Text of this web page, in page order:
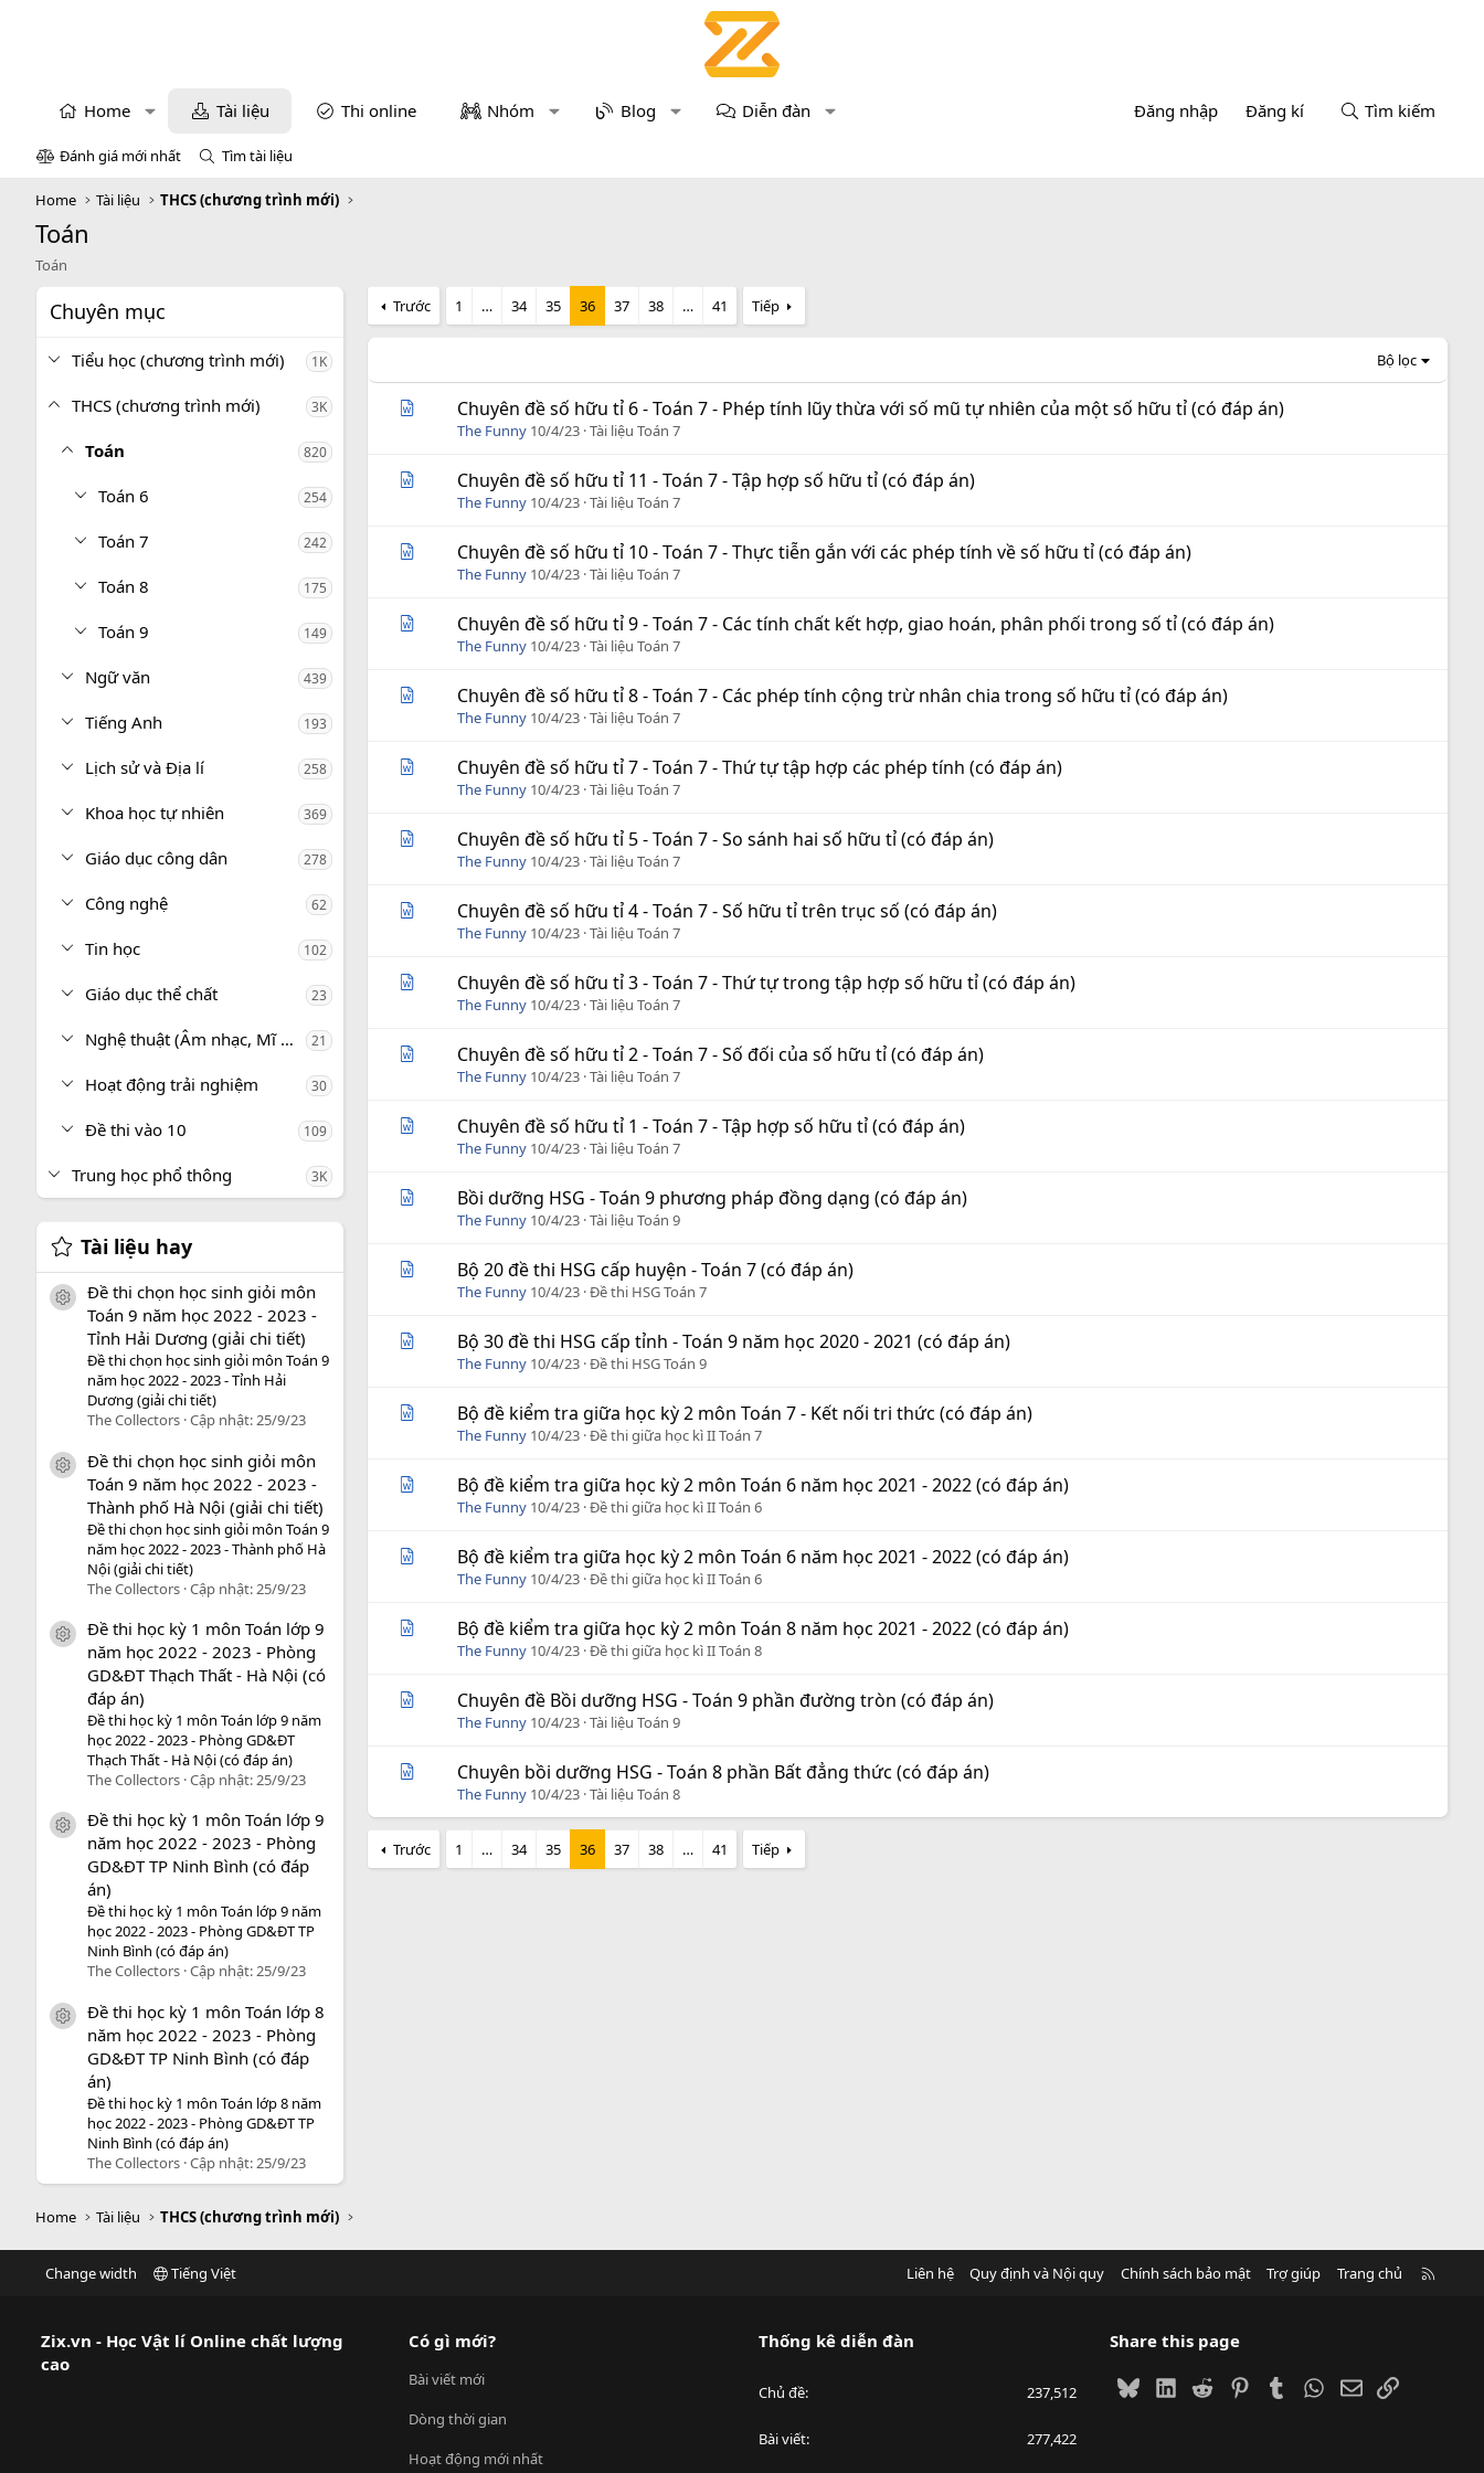
Home Tài liệu Thi online Nhóm Blog Diễn đàn Đăng nhập Đăng kí Tìm kiếm
Đánh giá mới nhất Tìm tài liệu
Home Tài liệu THCS (chương trình mới)
Toán
Toán
Chuyên mục
Tiểu học (chương trình mới) 1K
THCS (chương trình mới) 3K
Toán 820
Toán 6 254
Toán 7 242
Toán 8 175
Toán 9 149
Ngữ văn 439
Tiếng Anh 193
Lịch sử và Địa lí 258
Khoa học tự nhiên 369
Giáo dục công dân 278
Công nghệ 62
Tin học 102
Giáo dục thể chất 23
Nghệ thuật (Âm nhạc, Mĩ thuật) 21
Hoạt động trải nghiệm 30
Đề thi vào 10 109
Trung học phổ thông 3K
Tài liệu hay
icon tài liệu
Đề thi chọn học sinh giỏi môn
Toán 9 năm học 2022 - 2023 -
Tỉnh Hải Dương (giải chi tiết)
Đề thi chọn học sinh giỏi môn Toán 9
năm học 2022 - 2023 - Tỉnh Hải
Dương (giải chi tiết)
The Collectors Cập nhật:25/9/23
icon tài liệu
Đề thi chọn học sinh giỏi môn
Toán 9 năm học 2022 - 2023 -
Thành phố Hà Nội (giải chi tiết)
Đề thi chọn học sinh giỏi môn Toán 9
năm học 2022 - 2023 - Thành phố Hà
Nội (giải chi tiết)
The Collectors Cập nhật:25/9/23
icon tài liệu
Đề thi học kỳ 1 môn Toán lớp 9
năm học 2022 - 2023 - Phòng
GD&ĐT Thạch Thất - Hà Nội (có
đáp án)
Đề thi học kỳ 1 môn Toán lớp 9 năm
học 2022 - 2023 - Phòng GD&ĐT
Thạch Thất - Hà Nội (có đáp án)
The Collectors Cập nhật:25/9/23
icon tài liệu
Đề thi học kỳ 1 môn Toán lớp 9
năm học 2022 - 2023 - Phòng
GD&ĐT TP Ninh Bình (có đáp
án)
Đề thi học kỳ 1 môn Toán lớp 9 năm
học 2022 - 2023 - Phòng GD&ĐT TP
Ninh Bình (có đáp án)
The Collectors Cập nhật:25/9/23
icon tài liệu
Đề thi học kỳ 1 môn Toán lớp 8
năm học 2022 - 2023 - Phòng
GD&ĐT TP Ninh Bình (có đáp
án)
Đề thi học kỳ 1 môn Toán lớp 8 năm
học 2022 - 2023 - Phòng GD&ĐT TP
Ninh Bình (có đáp án)
The Collectors Cập nhật: 25/9/23
Trước 1 … 34 35 36 37 38 … 41 Tiếp
Bộ lọc
Chuyên đề số hữu tỉ 6 - Toán 7 - Phép tính lũy thừa với số mũ tự nhiên của một số hữu tỉ (có đáp án)
The Funny 10/4/23 Tài liệu Toán 7
Chuyên đề số hữu tỉ 11 - Toán 7 - Tập hợp số hữu tỉ (có đáp án)
The Funny 10/4/23 Tài liệu Toán 7
Chuyên đề số hữu tỉ 10 - Toán 7 - Thực tiễn gắn với các phép tính về số hữu tỉ (có đáp án)
The Funny 10/4/23 Tài liệu Toán 7
Chuyên đề số hữu tỉ 9 - Toán 7 - Các tính chất kết hợp, giao hoán, phân phối trong số tỉ (có đáp án)
The Funny 10/4/23 Tài liệu Toán 7
Chuyên đề số hữu tỉ 8 - Toán 7 - Các phép tính cộng trừ nhân chia trong số hữu tỉ (có đáp án)
The Funny 10/4/23 Tài liệu Toán 7
Chuyên đề số hữu tỉ 7 - Toán 7 - Thứ tự tập hợp các phép tính (có đáp án)
The Funny 10/4/23 Tài liệu Toán 7
Chuyên đề số hữu tỉ 5 - Toán 7 - So sánh hai số hữu tỉ (có đáp án)
The Funny 10/4/23 Tài liệu Toán 7
Chuyên đề số hữu tỉ 4 - Toán 7 - Số hữu tỉ trên trục số (có đáp án)
The Funny 10/4/23 Tài liệu Toán 7
Chuyên đề số hữu tỉ 3 - Toán 7 - Thứ tự trong tập hợp số hữu tỉ (có đáp án)
The Funny 10/4/23 Tài liệu Toán 7
Chuyên đề số hữu tỉ 2 - Toán 7 - Số đối của số hữu tỉ (có đáp án)
The Funny 10/4/23 Tài liệu Toán 7
Chuyên đề số hữu tỉ 1 - Toán 7 - Tập hợp số hữu tỉ (có đáp án)
The Funny 10/4/23 Tài liệu Toán 7
Bồi dưỡng HSG - Toán 9 phương pháp đồng dạng (có đáp án)
The Funny 10/4/23 Tài liệu Toán 9
Bộ 20 đề thi HSG cấp huyện - Toán 7 (có đáp án)
The Funny 10/4/23 Đề thi HSG Toán 7
Bộ 30 đề thi HSG cấp tỉnh - Toán 9 năm học 2020 - 2021 (có đáp án)
The Funny 10/4/23 Đề thi HSG Toán 9
Bộ đề kiểm tra giữa học kỳ 2 môn Toán 7 - Kết nối tri thức (có đáp án)
The Funny 10/4/23 Đề thi giữa học kì II Toán 7
Bộ đề kiểm tra giữa học kỳ 2 môn Toán 6 năm học 2021 - 2022 (có đáp án)
The Funny 10/4/23 Đề thi giữa học kì II Toán 6
Bộ đề kiểm tra giữa học kỳ 2 môn Toán 6 năm học 2021 - 2022 (có đáp án)
The Funny 10/4/23 Đề thi giữa học kì II Toán 6
Bộ đề kiểm tra giữa học kỳ 2 môn Toán 8 năm học 2021 - 2022 (có đáp án)
The Funny 10/4/23 Đề thi giữa học kì II Toán 8
Chuyên đề Bồi dưỡng HSG - Toán 9 phần đường tròn (có đáp án)
The Funny 10/4/23 Tài liệu Toán 9
Chuyên bồi dưỡng HSG - Toán 8 phần Bất đẳng thức (có đáp án)
The Funny 10/4/23 Tài liệu Toán 8
Trước 1 … 34 35 36 37 38 … 41 Tiếp
Home Tài liệu THCS (chương trình mới)
Change width Tiếng Việt Liên hệ Quy định và Nội quy Chính sách bảo mật Trợ giúp Trang chủ
Zix.vn - Học Vật lí Online chất lượng
cao
Có gì mới?
Bài viết mới
Dòng thời gian
Hoạt động mới nhất
Thống kê diễn đàn
Chủ đề 237,512
Bài viết 277,422
Share this page
BlueskyLinkedIn
Reddit PinterestTumblrWhatsApp
EmailLink